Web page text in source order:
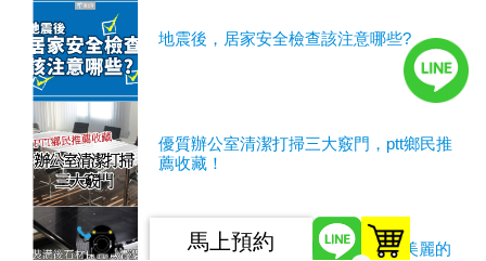
地震後，居家安全檢查該注意哪些?
優質辦公室清潔打掃三大竅門，ptt鄉民推
薦收藏！
裝潢後石材保養與清潔：打造持久美麗的
馬上預約